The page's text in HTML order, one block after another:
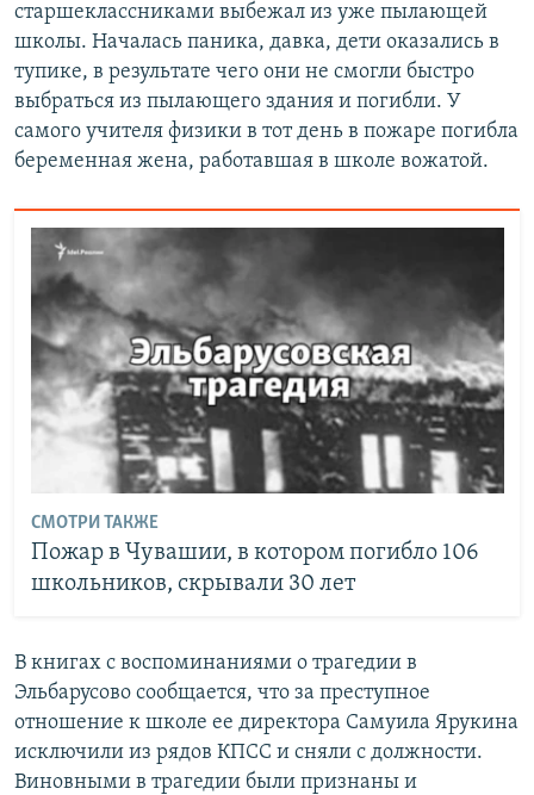
старшеклассниками выбежал из уже пылающей
школы. Началась паника, давка, дети оказались в
тупике, в результате чего они не смогли быстро
выбраться из пылающего здания и погибли. У
самого учителя физики в тот день в пожаре погибла
беременная жена, работавшая в школе вожатой.
СМОТРИ ТАКЖЕ
Пожар в Чувашии, в котором погибло 106
школьников, скрывали 30 лет
В книгах с воспоминаниями о трагедии в
Эльбарусово сообщается, что за преступное
отношение к школе ее директора Самуила Ярукина
исключили из рядов КПСС и сняли с должности.
Виновными в трагедии были признаны и